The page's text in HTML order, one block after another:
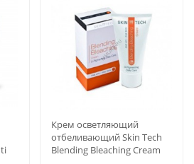
Крем осветляющий
отбеливающий Skin Tech
Blending Bleaching Cream